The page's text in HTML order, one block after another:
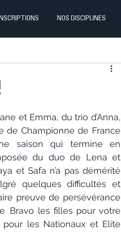
NOS DISCIPLINES
et Emma, du trio d’Anna,
de Championne de France
saison qui termine en
du duo de Lena et
et Safa n’a pas démérité
quelques difficultés et
preuve de persévérance
Bravo les filles pour votre
les Nationaux et Elite